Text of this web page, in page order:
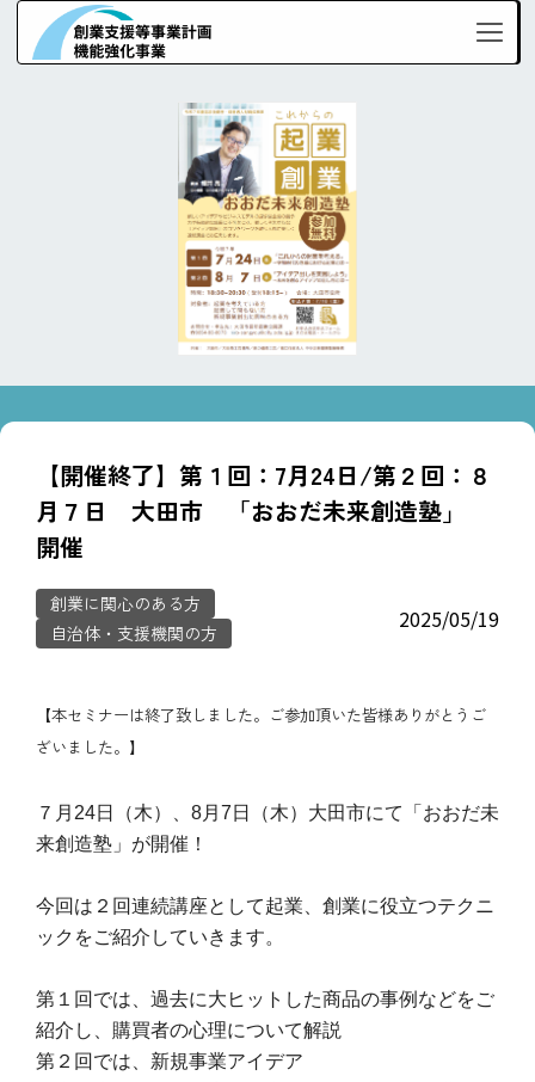
【開催終了】第１回：7月24日/第２回：８
月７日 大田市 「おおだ未来創造塾」
開催
創業に関心のある方
自治体・支援機関の方
2025/05/19
【本セミナーは終了致しました。ご参加頂いた皆様ありがとうご
ざいました。】
７月24日（木）、8月7日（木）大田市にて「おおだ未
来創造塾」が開催！
今回は２回連続講座として起業、創業に役立つテクニ
ックをご紹介していきます。
第１回では、過去に大ヒットした商品の事例などをご
紹介し、購買者の心理について解説
第２回では、新規事業アイデア